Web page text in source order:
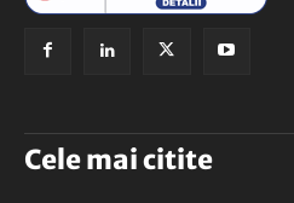
Cele mai citite